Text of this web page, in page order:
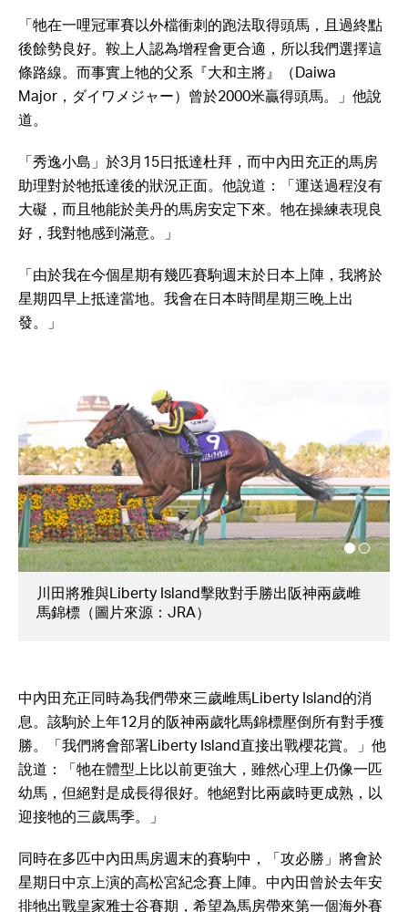
「牠在一哩冠軍賽以外檔衝刺的跑法取得頭馬，且過終點
後餘勢良好。鞍上人認為增程會更合適，所以我們選擇這
條路線。而事實上牠的父系『大和主將』（Daiwa
Major，ダイワメジャー）曾於2000米贏得頭馬。」他說
道。
「秀逸小島」於3月15日抵達杜拜，而中內田充正的馬房
助理對於牠抵達後的狀況正面。他說道：「運送過程沒有
大礙，而且牠能於美丹的馬房安定下來。牠在操練表現良
好，我對牠感到滿意。」
「由於我在今個星期有幾匹賽駒週末於日本上陣，我將於
星期四早上抵達當地。我會在日本時間星期三晚上出
發。」
中內田充正安排「攻必勝」留日出戰高松宮紀念賽
（圖片來源：競馬論）
中內田充正同時為我們帶來三歲雌馬Liberty Island的消
息。該駒於上年12月的阪神兩歲牝馬錦標壓倒所有對手獲
勝。「我們將會部署Liberty Island直接出戰櫻花賞。」他
說道：「牠在體型上比以前更強大，雖然心理上仍像一匹
幼馬，但絕對是成長得很好。牠絕對比兩歲時更成熟，以
迎接牠的三歲馬季。」
同時在多匹中內田馬房週末的賽駒中，「攻必勝」將會於
星期日中京上演的高松宮紀念賽上陣。中內田曾於去年安
排牠出戰皇家雅士谷賽期，希望為馬房帶來第一個海外賽